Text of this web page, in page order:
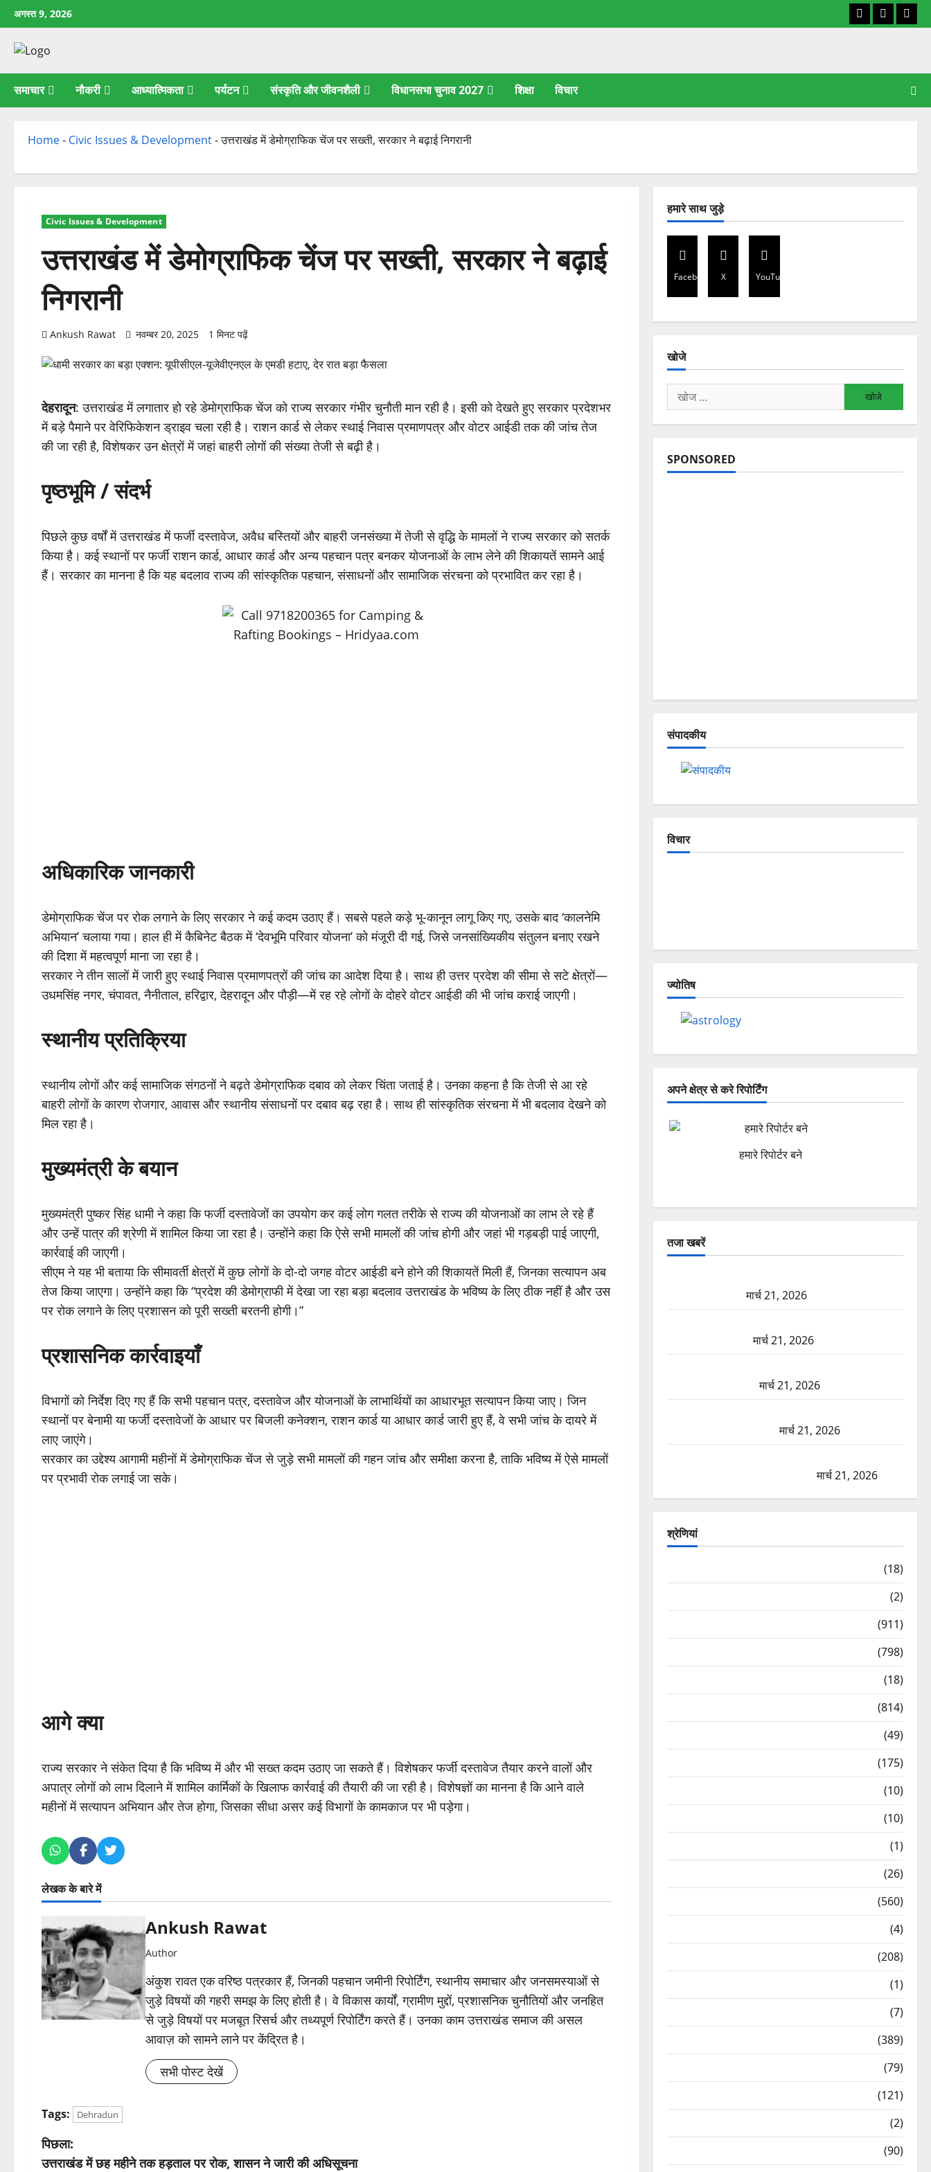
छोड़कर
सामग्री
अगस्त 9, 2026 Facebook
X
समाचार नौकरी आध्यात्मिकता पर्यटन संस्कृति और जीवनशैली विधानसभा चुनाव 2027 शिक्षा विचार
Home- Civic Issues & Development-उत्तराखंड में डेमोग्राफिक चेंज पर सख्ती, सरकार ने बढ़ाई निगरानी
Civic Issues & Development
उत्तराखंड में डेमोग्राफिक चेंज पर सख्ती, सरकार ने बढ़ाई
निगरानी
Ankush Rawat नवम्बर 20, 2025 1 मिनट पढ़ें
देहरादून: उत्तराखंड में लगातार हो रहे डेमोग्राफिक चेंज को राज्य सरकार गंभीर चुनौती मान रही है। इसी को देखते हुए सरकार प्रदेशभर
में बड़े पैमाने पर वेरिफिकेशन ड्राइव चला रही है। राशन कार्ड से लेकर स्थाई निवास प्रमाणपत्र और वोटर आईडी तक की जांच तेज
की जा रही है, विशेषकर उन क्षेत्रों में जहां बाहरी लोगों की संख्या तेजी से बढ़ी है।
पृष्ठभूमि / संदर्भ
पिछले कुछ वर्षों में उत्तराखंड में फर्जी दस्तावेज, अवैध बस्तियों और बाहरी जनसंख्या में तेजी से वृद्धि के मामलों ने राज्य सरकार को सतर्क
किया है। कई स्थानों पर फर्जी राशन कार्ड, आधार कार्ड और अन्य पहचान पत्र बनकर योजनाओं के लाभ लेने की शिकायतें सामने आई
हैं। सरकार का मानना है कि यह बदलाव राज्य की सांस्कृतिक पहचान, संसाधनों और सामाजिक संरचना को प्रभावित कर रहा है।
अधिकारिक जानकारी
डेमोग्राफिक चेंज पर रोक लगाने के लिए सरकार ने कई कदम उठाए हैं। सबसे पहले कड़े भू-कानून लागू किए गए, उसके बाद ‘कालनेमि
अभियान’ चलाया गया। हाल ही में कैबिनेट बैठक में ‘देवभूमि परिवार योजना’ को मंजूरी दी गई, जिसे जनसांख्यिकीय संतुलन बनाए रखने
की दिशा में महत्वपूर्ण माना जा रहा है।
सरकार ने तीन सालों में जारी हुए स्थाई निवास प्रमाणपत्रों की जांच का आदेश दिया है। साथ ही उत्तर प्रदेश की सीमा से सटे क्षेत्रों—
उधमसिंह नगर, चंपावत, नैनीताल, हरिद्वार, देहरादून और पौड़ी—में रह रहे लोगों के दोहरे वोटर आईडी की भी जांच कराई जाएगी।
स्थानीय प्रतिक्रिया
स्थानीय लोगों और कई सामाजिक संगठनों ने बढ़ते डेमोग्राफिक दबाव को लेकर चिंता जताई है। उनका कहना है कि तेजी से आ रहे
बाहरी लोगों के कारण रोजगार, आवास और स्थानीय संसाधनों पर दबाव बढ़ रहा है। साथ ही सांस्कृतिक संरचना में भी बदलाव देखने को
मिल रहा है।
मुख्यमंत्री के बयान
मुख्यमंत्री पुष्कर सिंह धामी ने कहा कि फर्जी दस्तावेजों का उपयोग कर कई लोग गलत तरीके से राज्य की योजनाओं का लाभ ले रहे हैं
और उन्हें पात्र की श्रेणी में शामिल किया जा रहा है। उन्होंने कहा कि ऐसे सभी मामलों की जांच होगी और जहां भी गड़बड़ी पाई जाएगी,
कार्रवाई की जाएगी।
सीएम ने यह भी बताया कि सीमावर्ती क्षेत्रों में कुछ लोगों के दो-दो जगह वोटर आईडी बने होने की शिकायतें मिली हैं, जिनका सत्यापन अब
तेज किया जाएगा। उन्होंने कहा कि “प्रदेश की डेमोग्राफी में देखा जा रहा बड़ा बदलाव उत्तराखंड के भविष्य के लिए ठीक नहीं है और उस
पर रोक लगाने के लिए प्रशासन को पूरी सख्ती बरतनी होगी।”
प्रशासनिक कार्रवाइयाँ
विभागों को निर्देश दिए गए हैं कि सभी पहचान पत्र, दस्तावेज और योजनाओं के लाभार्थियों का आधारभूत सत्यापन किया जाए। जिन
स्थानों पर बेनामी या फर्जी दस्तावेजों के आधार पर बिजली कनेक्शन, राशन कार्ड या आधार कार्ड जारी हुए हैं, वे सभी जांच के दायरे में
लाए जाएंगे।
सरकार का उद्देश्य आगामी महीनों में डेमोग्राफिक चेंज से जुड़े सभी मामलों की गहन जांच और समीक्षा करना है, ताकि भविष्य में ऐसे मामलों
पर प्रभावी रोक लगाई जा सके।
आगे क्या
राज्य सरकार ने संकेत दिया है कि भविष्य में और भी सख्त कदम उठाए जा सकते हैं। विशेषकर फर्जी दस्तावेज तैयार करने वालों और
अपात्र लोगों को लाभ दिलाने में शामिल कार्मिकों के खिलाफ कार्रवाई की तैयारी की जा रही है। विशेषज्ञों का मानना है कि आने वाले
महीनों में सत्यापन अभियान और तेज होगा, जिसका सीधा असर कई विभागों के कामकाज पर भी पड़ेगा।
लेखक के बारे में
Ankush Rawat
Author
अंकुश रावत एक वरिष्ठ पत्रकार हैं, जिनकी पहचान जमीनी रिपोर्टिंग, स्थानीय समाचार और जनसमस्याओं से
जुड़े विषयों की गहरी समझ के लिए होती है। वे विकास कार्यों, ग्रामीण मुद्दों, प्रशासनिक चुनौतियों और जनहित
से जुड़े विषयों पर मजबूत रिसर्च और तथ्यपूर्ण रिपोर्टिंग करते हैं। उनका काम उत्तराखंड समाज की असल
आवाज़ को सामने लाने पर केंद्रित है।
सभी पोस्ट देखें
Tags: Dehradun
पो
पिछला:
उत्तराखंड में छह महीने तक हड़ताल पर रोक, शासन ने जारी की अधिसूचना
हमारे साथ जुड़े
Facebook X YouTube
खोजे
निम्न
को
खोजें:
SPONSORED
संपादकीय
विचार
ज्योतिष
अपने क्षेत्र से करे रिपोर्टिंग
हमारे रिपोर्टर बने
तजा खबरें
मार्च 21, 2026
मार्च 21, 2026
मार्च 21, 2026
मार्च 21, 2026
मार्च 21, 2026
श्रेणियां
(18)
(2)
(911)
(798)
(18)
(814)
(49)
(175)
(10)
(10)
(1)
(26)
(560)
(4)
(208)
(1)
(7)
(389)
(79)
(121)
(2)
(90)